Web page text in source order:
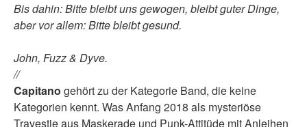
Bis dahin: Bitte bleibt uns gewogen, bleibt guter Dinge,
aber vor allem: Bitte bleibt gesund.
John, Fuzz & Dyve.
//
Capitano gehört zu der Kategorie Band, die keine
Kategorien kennt. Was Anfang 2018 als mysteriöse
Travestie aus Maskerade und Punk-Attitüde mit Anleihen